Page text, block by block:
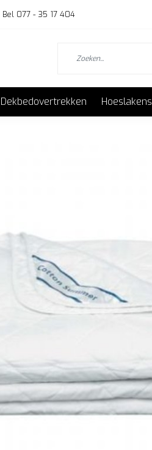
Bel 077 - 35 17 404
Dekbedovertrekken Hoeslakens